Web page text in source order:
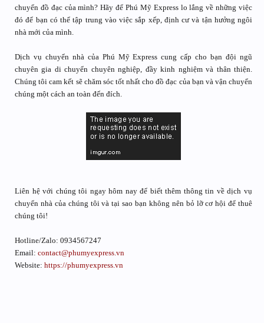
chuyển đồ đạc của mình? Hãy để Phú Mỹ Express lo lắng về những việc
đó để bạn có thể tập trung vào việc sắp xếp, định cư và tận hưởng ngôi
nhà mới của mình.
Dịch vụ chuyển nhà của Phú Mỹ Express cung cấp cho bạn đội ngũ
chuyên gia di chuyển chuyên nghiệp, đầy kinh nghiệm và thân thiện.
Chúng tôi cam kết sẽ chăm sóc tốt nhất cho đồ đạc của bạn và vận chuyển
chúng một cách an toàn đến đích.
Liên hệ với chúng tôi ngay hôm nay để biết thêm thông tin về dịch vụ
chuyển nhà của chúng tôi và tại sao bạn không nên bỏ lỡ cơ hội để thuê
chúng tôi!
Hotline/Zalo: 0934567247
Email: contact@phumyexpress.vn
Website: https://phumyexpress.vn